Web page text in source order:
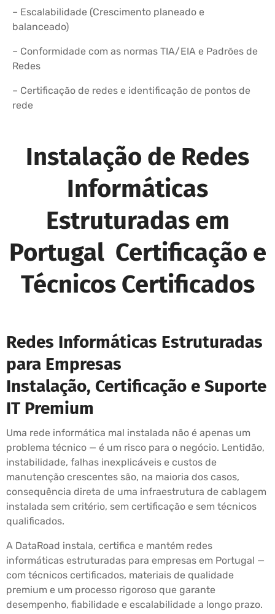
– Escalabilidade (Crescimento planeado e
balanceado)
– Conformidade com as normas TIA/EIA e Padrões de
Redes
– Certificação de redes e identificação de pontos de
rede
Instalação de Redes
Informáticas
Estruturadas em
Portugal Certificação e
Técnicos Certificados
Redes Informáticas Estruturadas
para Empresas
Instalação, Certificação e Suporte
IT Premium
Uma rede informática mal instalada não é apenas um
problema técnico — é um risco para o negócio. Lentidão,
instabilidade, falhas inexplicáveis e custos de
manutenção crescentes são, na maioria dos casos,
consequência direta de uma infraestrutura de cablagem
instalada sem critério, sem certificação e sem técnicos
qualificados.
A DataRoad instala, certifica e mantém redes
informáticas estruturadas para empresas em Portugal —
com técnicos certificados, materiais de qualidade
premium e um processo rigoroso que garante
desempenho, fiabilidade e escalabilidade a longo prazo.